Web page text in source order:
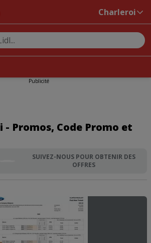
Charleroi
Publicité
- Promos, Code Promo et
SUIVEZ-NOUS POUR OBTENIR DES
OFFRES